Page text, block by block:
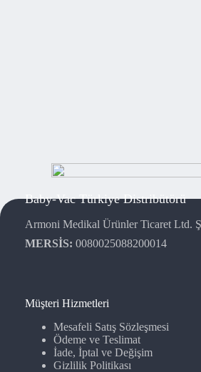
Baby-Vac Türkiye Distribütörü
Armoni Medikal Ürünler Ticaret Ltd.
MERSİS: 0080025088200014
Müşteri Hizmetleri
Mesafeli Satış Sözleşmesi
Ödeme ve Teslimat
İade, İptal ve Değişim
Gizlilik Politikası